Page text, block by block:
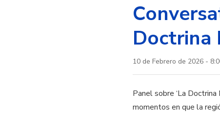
Doctrina
10 de Febrero de 2026 -
Panel sobre ‘La
momentos en que la